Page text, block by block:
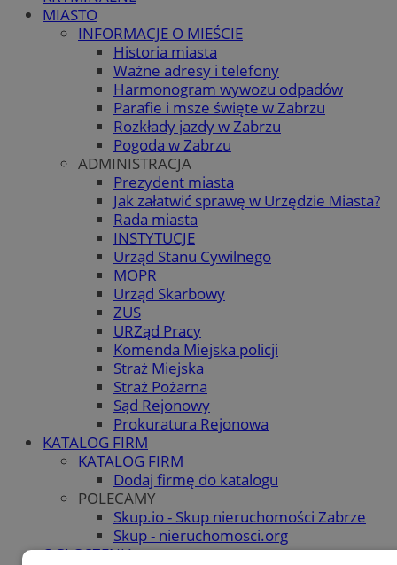
MIASTO
INFORMACJE O MIEŚCIE
Historia miasta
Ważne adresy i telefony
Harmonogram wywozu odpadów
Parafie i msze święte w Zabrzu
Rozkłady jazdy w Zabrzu
Pogoda w Zabrzu
ADMINISTRACJA
Prezydent miasta
Jak załatwić sprawę w Urzędzie Miasta?
Rada miasta
INSTYTUCJE
Urząd Stanu Cywilnego
MOPR
Urząd Skarbowy
ZUS
URZąd Pracy
Komenda Miejska policji
Straż Miejska
Straż Pożarna
Sąd Rejonowy
Prokuratura Rejonowa
KATALOG FIRM
KATALOG FIRM
Dodaj firmę do katalogu
POLECAMY
Skup.io - Skup nieruchomości Zabrze
Skup - nieruchomosci.org
OGŁOSZENIA